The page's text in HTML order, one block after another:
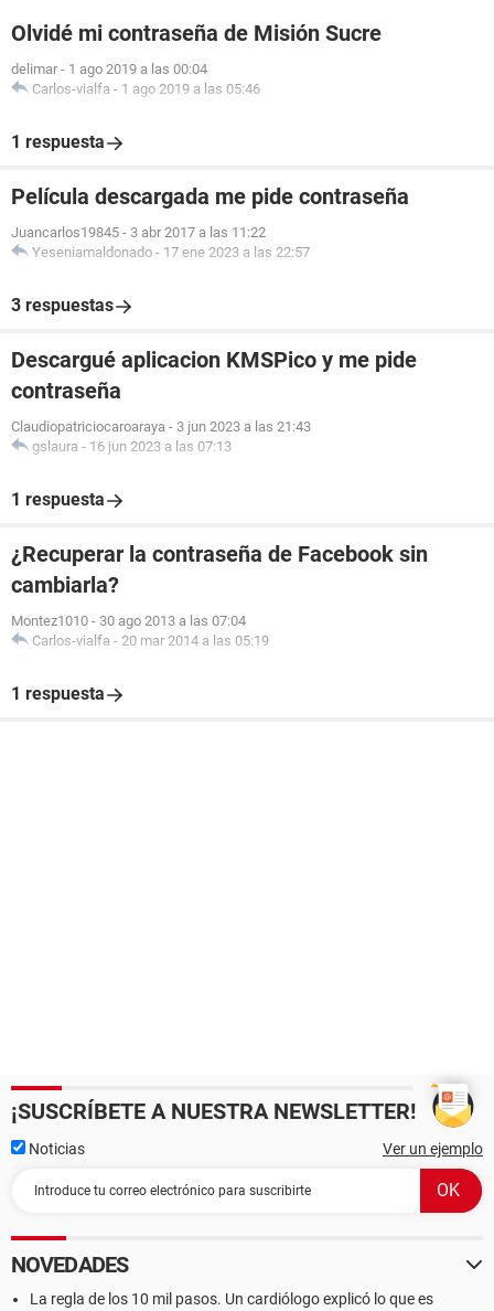
Olvidé mi contraseña de Misión Sucre
delimar - 1 ago 2019 a las 00:04
Carlos-vialfa - 1 ago 2019 a las 05:46
1 respuesta
Película descargada me pide contraseña
Juancarlos19845 - 3 abr 2017 a las 11:22
Yeseniamaldonado - 17 ene 2023 a las 22:57
3 respuestas
Descargué aplicacion KMSPico y me pide
contraseña
Claudiopatriciocaroaraya - 3 jun 2023 a las 21:43
gslaura - 16 jun 2023 a las 07:13
1 respuesta
¿Recuperar la contraseña de Facebook sin
cambiarla?
Montez1010 - 30 ago 2013 a las 07:04
Carlos-vialfa - 20 mar 2014 a las 05:19
1 respuesta
¡SUSCRÍBETE A NUESTRA NEWSLETTER!
Noticias Ver un ejemplo
NOVEDADES
La regla de los 10 mil pasos. Un cardiólogo explicó lo que es